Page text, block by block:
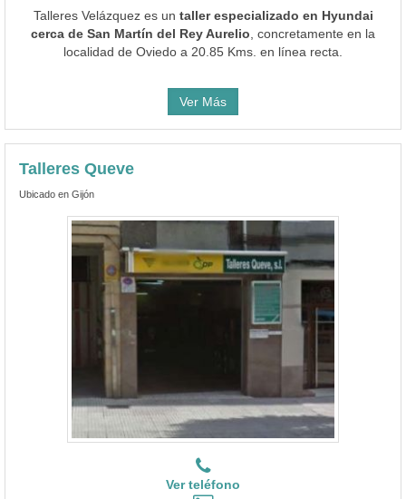
Talleres Velázquez es un taller especializado en Hyundai
cerca de San Martín del Rey Aurelio , concretamente en la
localidad de Oviedo a 20.85 Kms. en línea recta.
Ver Más
Talleres Queve
Ubicado en Gijón
Ver teléfono